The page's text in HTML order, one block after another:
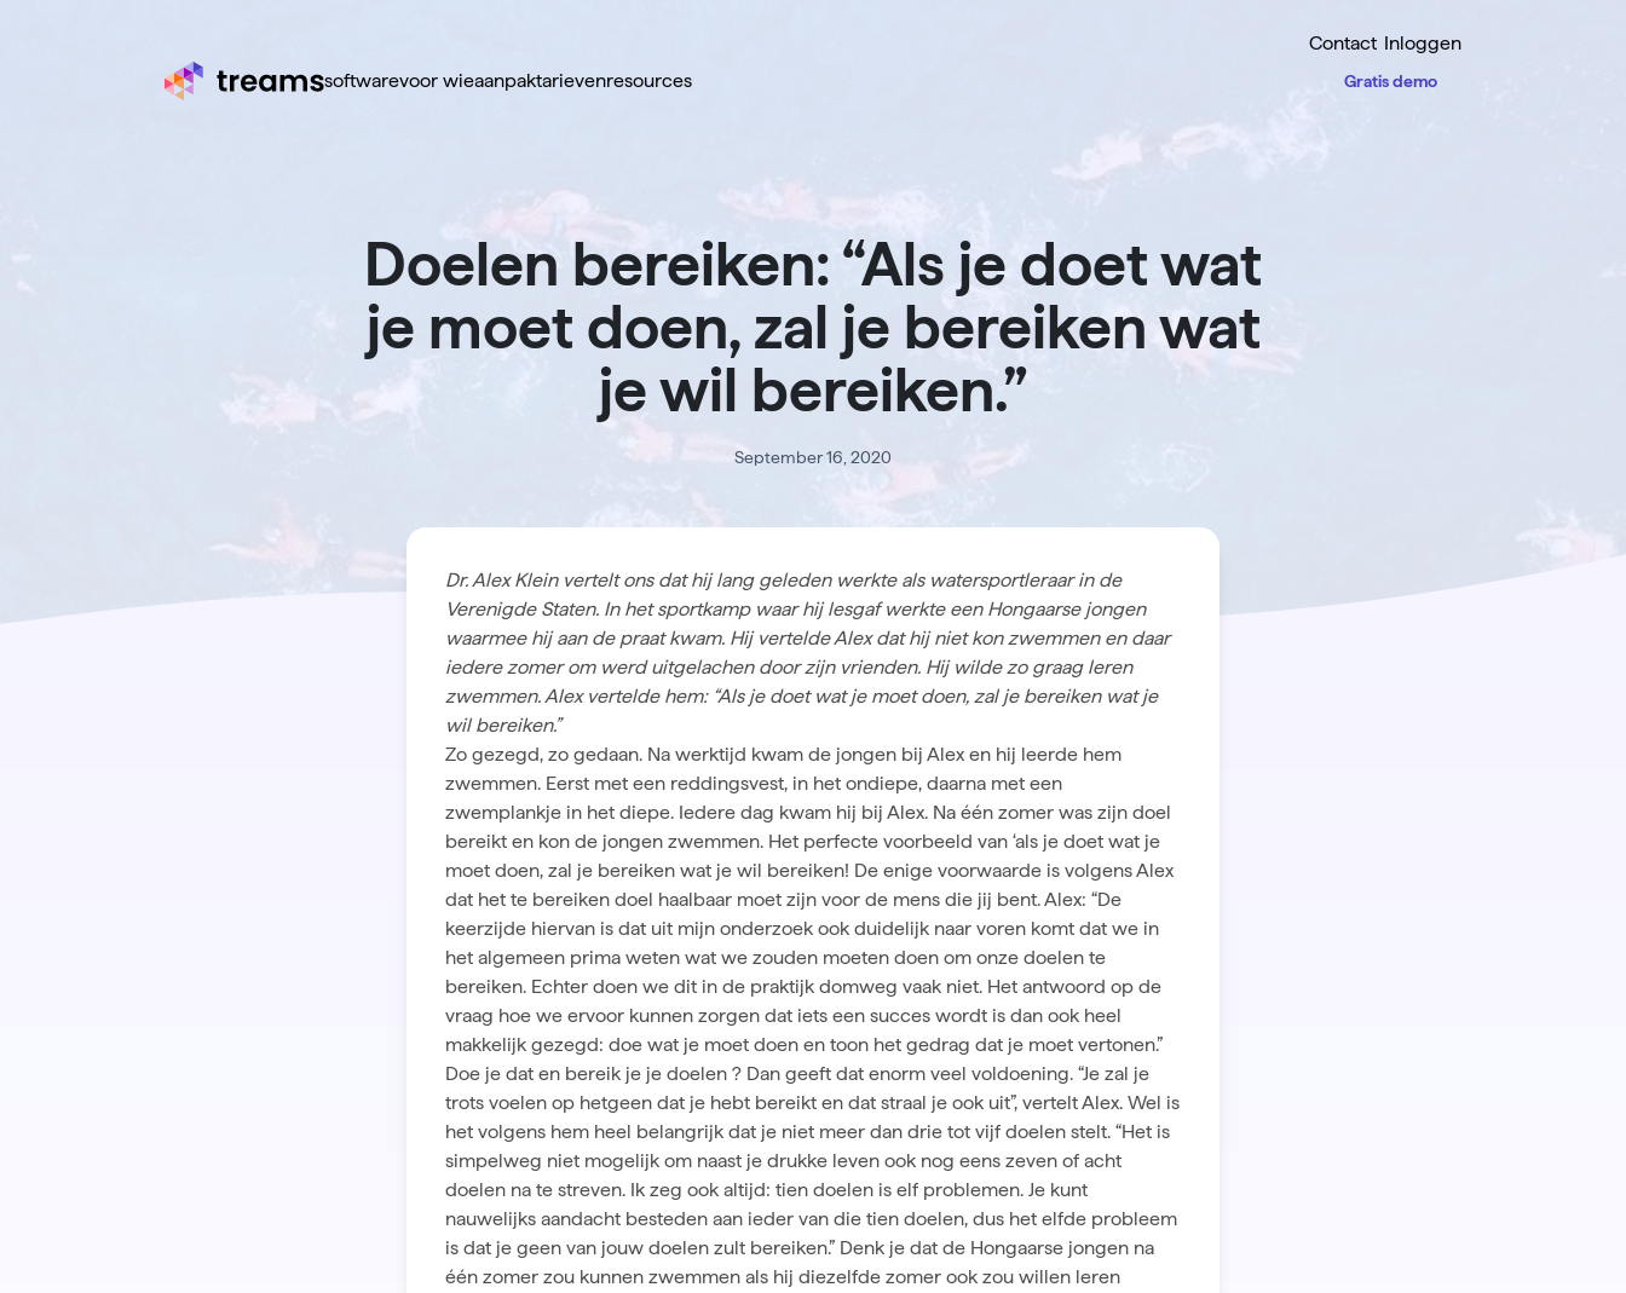
Contact Inloggen
softwarevoor wieaanpaktarievenresources Gratis demo
Doelen bereiken: “Als je doet wat
je moet doen, zal je bereiken wat
je wil bereiken.”
September 16, 2020
Dr. Alex Klein vertelt ons dat hij lang geleden werkte als watersportleraar in de
Verenigde Staten. In het sportkamp waar hij lesgaf werkte een Hongaarse jongen
waarmee hij aan de praat kwam. Hij vertelde Alex dat hij niet kon zwemmen en daar
iedere zomer om werd uitgelachen door zijn vrienden. Hij wilde zo graag leren
zwemmen. Alex vertelde hem: “Als je doet wat je moet doen, zal je bereiken wat je
wil bereiken.”
Zo gezegd, zo gedaan. Na werktijd kwam de jongen bij Alex en hij leerde hem
zwemmen. Eerst met een reddingsvest, in het ondiepe, daarna met een
zwemplankje in het diepe. Iedere dag kwam hij bij Alex. Na één zomer was zijn doel
bereikt en kon de jongen zwemmen. Het perfecte voorbeeld van ‘als je doet wat je
moet doen, zal je bereiken wat je wil bereiken! De enige voorwaarde is volgens Alex
dat het te bereiken doel haalbaar moet zijn voor de mens die jij bent. Alex: “De
keerzijde hiervan is dat uit mijn onderzoek ook duidelijk naar voren komt dat we in
het algemeen prima weten wat we zouden moeten doen om onze doelen te
bereiken. Echter doen we dit in de praktijk domweg vaak niet. Het antwoord op de
vraag hoe we ervoor kunnen zorgen dat iets een succes wordt is dan ook heel
makkelijk gezegd: doe wat je moet doen en toon het gedrag dat je moet vertonen.”
Doe je dat en bereik je je doelen ? Dan geeft dat enorm veel voldoening. “Je zal je
trots voelen op hetgeen dat je hebt bereikt en dat straal je ook uit”, vertelt Alex. Wel is
het volgens hem heel belangrijk dat je niet meer dan drie tot vijf doelen stelt. “Het is
simpelweg niet mogelijk om naast je drukke leven ook nog eens zeven of acht
doelen na te streven. Ik zeg ook altijd: tien doelen is elf problemen. Je kunt
nauwelijks aandacht besteden aan ieder van die tien doelen, dus het elfde probleem
is dat je geen van jouw doelen zult bereiken.” Denk je dat de Hongaarse jongen na
één zomer zou kunnen zwemmen als hij diezelfde zomer ook zou willen leren